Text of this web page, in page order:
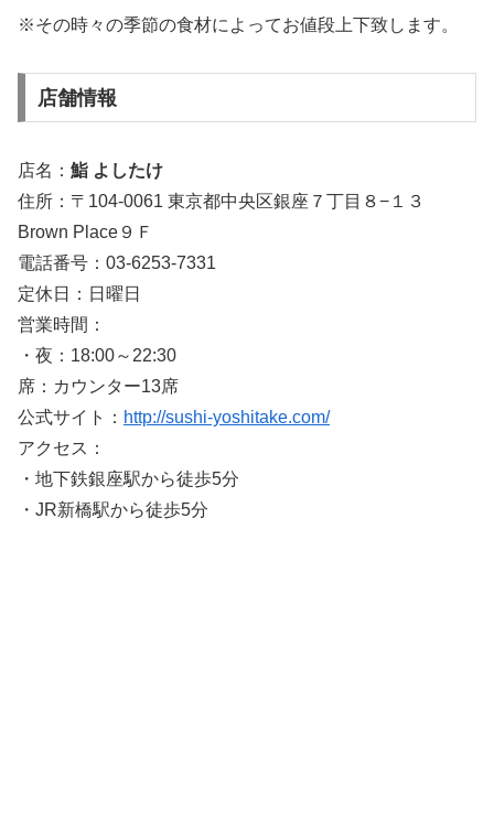
※その時々の季節の食材によってお値段上下致します。
店舗情報
店名： 鮨 よしたけ
住所：〒104-0061 東京都中央区銀座７丁目８−１３
Brown Place９Ｆ
電話番号：03-6253-7331
定休日：日曜日
営業時間：
・夜：18:00～22:30
席：カウンター13席
公式サイト： http://sushi-yoshitake.com/
アクセス：
・地下鉄銀座駅から徒歩5分
・JR新橋駅から徒歩5分